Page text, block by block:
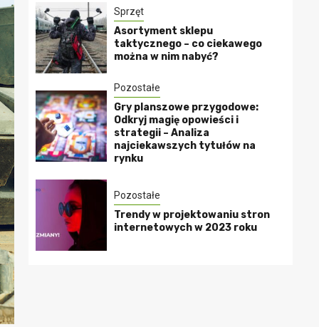
Sprzęt
Asortyment sklepu
taktycznego – co ciekawego
można w nim nabyć?
Pozostałe
Gry planszowe przygodowe:
Odkryj magię opowieści i
strategii – Analiza
najciekawszych tytułów na
rynku
Pozostałe
Trendy w projektowaniu stron
internetowych w 2023 roku